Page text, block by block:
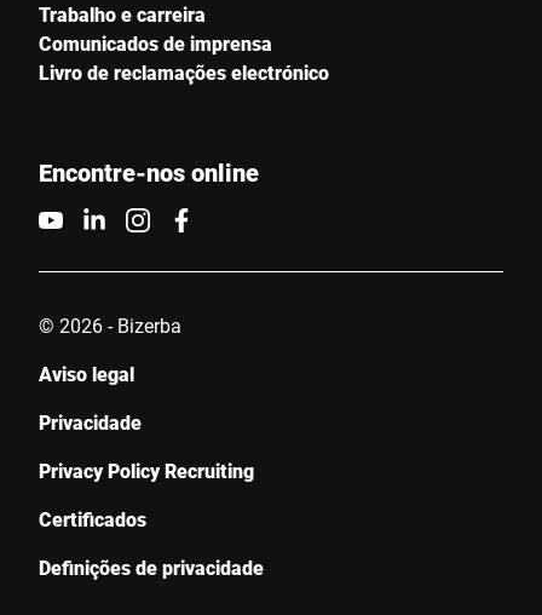
País *
Contacte-nos *
Confirmo que concordo com o uso dos meus dados para
encontradas no
Trabalho e carreira
Comunicados de imprensa
Livro de reclamações electrónico
Encontre-nos online
© 2026 - Bizerba
Aviso legal
Privacidade
Privacy Policy Recruiting
Certificados
Definições de privacidade